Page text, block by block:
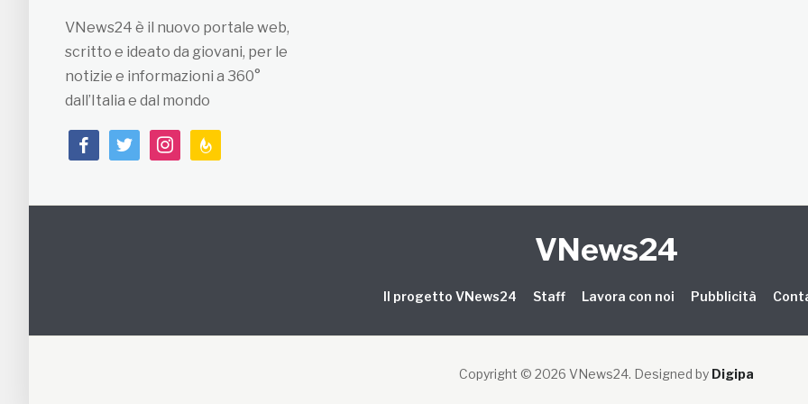
VNews24 è il nuovo portale web,
scritto e ideato da giovani, per le
notizie e informazioni a 360°
dall’Italia e dal mondo
facebooktwitterinstagramfeedburner
VNews24
Il progetto VNews24 Staff Lavora con noi Pubblicità
Copyright © 2026 VNews24. Designed by Digipa